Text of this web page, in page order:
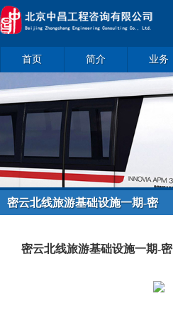
首页 简介 业务
密云北线旅游基础设施一期-密
云绿色......
密云北线旅游基础设施一期-